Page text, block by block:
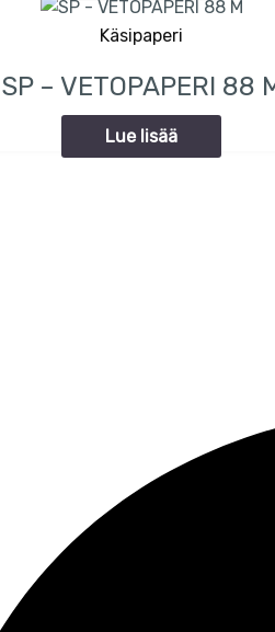
Käsipaperi
SP – VETOPAPERI 88
Lue lisää